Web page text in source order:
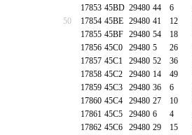
17853 45BD 29480 44 6
50
17854 45BE 29480 41 12
17855 45BF 29480 54 18
17856 45C0 29480 5 26
17857 45C1 29480 52 36
17858 45C2 29480 14 49
17859 45C3 29480 36 6
17860 45C4 29480 27 10
17861 45C5 29480 6 4
17862 45C6 29480 29 15